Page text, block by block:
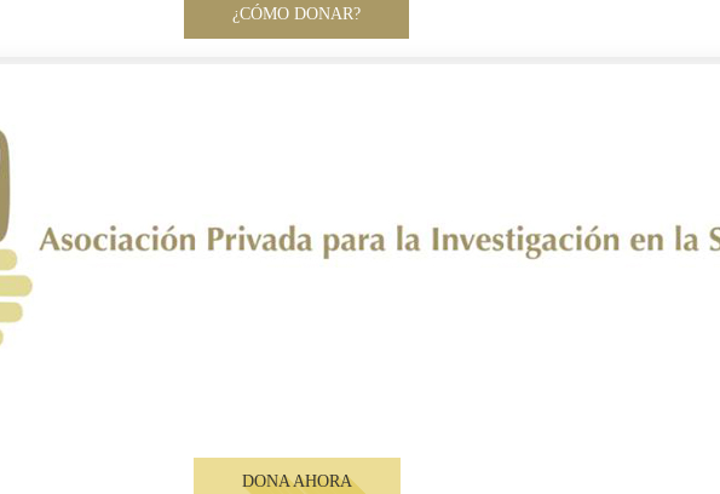
¿CÓMO DONAR?
DONA AHORA